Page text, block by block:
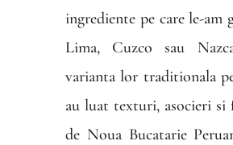
ingrediente pe care le-am
Lima, Cuzco sau
varianta lor traditionala
au luat texturi, asocieri si
de Noua Bucatarie